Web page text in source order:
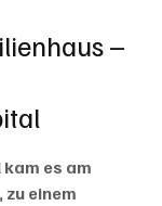
–
es am
einem